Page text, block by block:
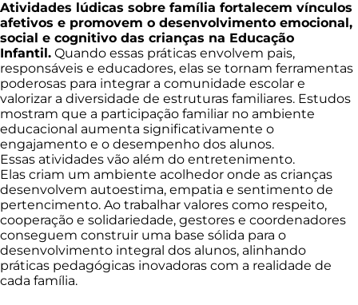
Atividades lúdicas sobre família fortalecem vínculos
afetivos e promovem o desenvolvimento emocional,
social e cognitivo das crianças na Educação
Infantil. Quando essas práticas envolvem pais,
responsáveis e educadores, elas se tornam ferramentas
poderosas para integrar a comunidade escolar e
valorizar a diversidade de estruturas familiares. Estudos
mostram que a participação familiar no ambiente
educacional aumenta significativamente o
engajamento e o desempenho dos alunos.
Essas atividades vão além do entretenimento.
Elas criam um ambiente acolhedor onde as crianças
desenvolvem autoestima, empatia e sentimento de
pertencimento. Ao trabalhar valores como respeito,
cooperação e solidariedade, gestores e coordenadores
conseguem construir uma base sólida para o
desenvolvimento integral dos alunos, alinhando
práticas pedagógicas inovadoras com a realidade de
cada família.